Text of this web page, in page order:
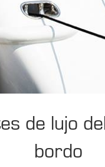
de lujo
bordo